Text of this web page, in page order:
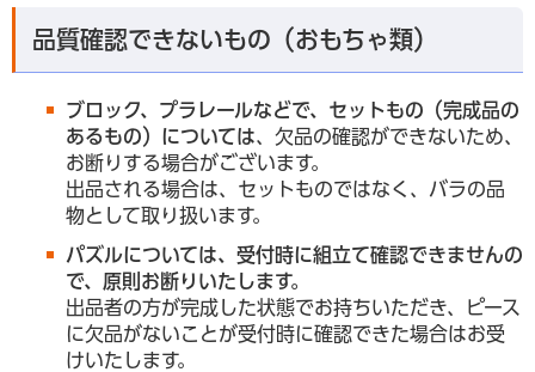
品質確認できないもの（おもちゃ類）
ブロック、プラレールなどで、セットもの（完成品の
あるもの）については、欠品の確認ができないため、
お断りする場合がございます。
出品される場合は、セットものではなく、バラの品
物として取り扱います。
パズルについては、受付時に組立て確認できませんの
で、原則お断りいたします。
出品者の方が完成した状態でお持ちいただき、ピース
に欠品がないことが受付時に確認できた場合はお受
けいたします。